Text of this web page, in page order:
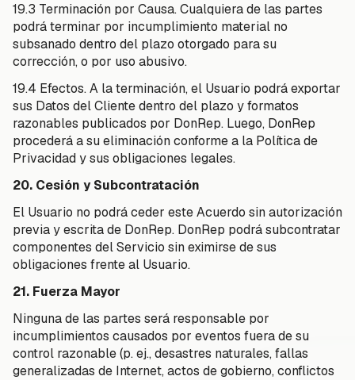
19.3 Terminación por Causa. Cualquiera de las partes
podrá terminar por incumplimiento material no
subsanado dentro del plazo otorgado para su
corrección, o por uso abusivo.
19.4 Efectos. A la terminación, el Usuario podrá exportar
sus Datos del Cliente dentro del plazo y formatos
razonables publicados por DonRep. Luego, DonRep
procederá a su eliminación conforme a la Política de
Privacidad y sus obligaciones legales.
20. Cesión y Subcontratación
El Usuario no podrá ceder este Acuerdo sin autorización
previa y escrita de DonRep. DonRep podrá subcontratar
componentes del Servicio sin eximirse de sus
obligaciones frente al Usuario.
21. Fuerza Mayor
Ninguna de las partes será responsable por
incumplimientos causados por eventos fuera de su
control razonable (p. ej., desastres naturales, fallas
generalizadas de Internet, actos de gobierno, conflictos